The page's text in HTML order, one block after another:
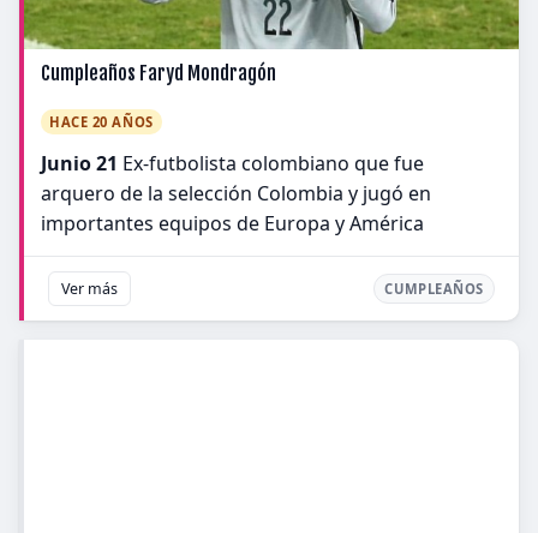
Cumpleaños Faryd Mondragón
HACE 20 AÑOS
Junio 21 Ex-futbolista colombiano que fue
arquero de la selección Colombia y jugó en
importantes equipos de Europa y América
Ver más CUMPLEAÑOS